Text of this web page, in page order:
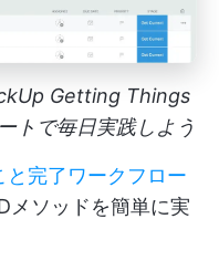
Getting Things
トで毎日実践しよう
完了ワークフロー
メソッドを簡単に実